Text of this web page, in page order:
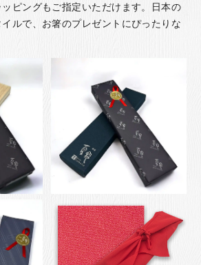
ピングもご指定いただけます。日本の
ルで、お箸のプレゼントにぴったりな